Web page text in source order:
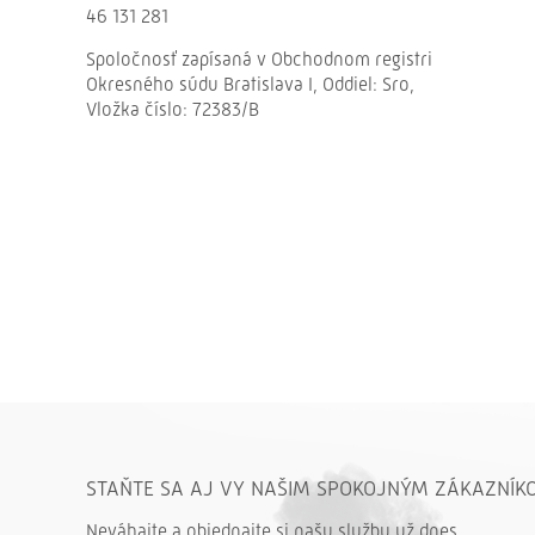
46 131 281
Spoločnosť zapísaná v Obchodnom registri
Okresného súdu Bratislava I, Oddiel: Sro,
Vložka číslo: 72383/B
STAŇTE SA AJ VY NAŠIM SPOKOJNÝM